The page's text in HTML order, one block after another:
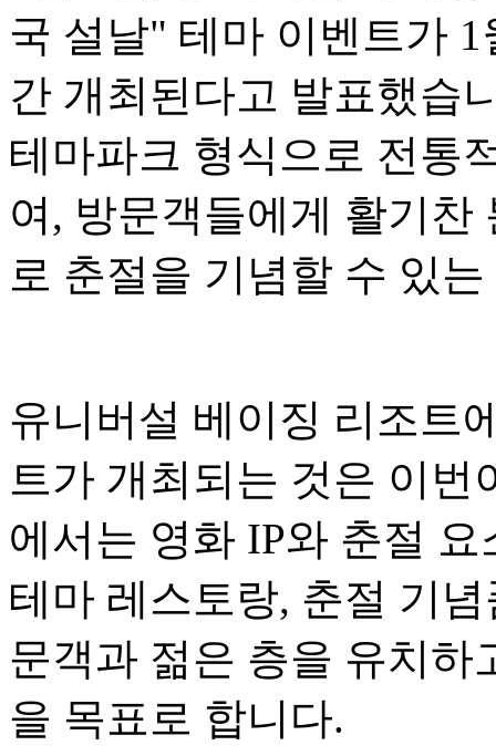
국 설날" 테마 이벤트가
간 개최된다고 발표했습
테마파크 형식으로 전통
여, 방문객들에게 활기찬
로 춘절을 기념할 수 있
유니버설 베이징 리조트
트가 개최되는 것은 이
에서는 영화 IP와 춘절
테마 레스토랑, 춘절 기
문객과 젊은 층을 유치하
을 목표로 합니다.